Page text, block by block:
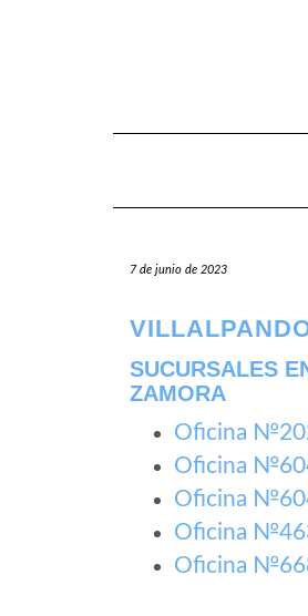
7 de junio de 2023
SUCURSALES
ZAMORA
Oficina
Oficina
Oficina
Oficina
Oficina